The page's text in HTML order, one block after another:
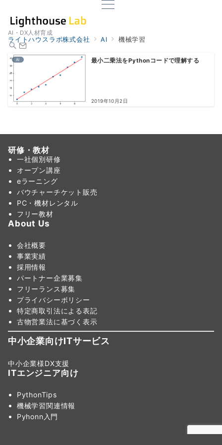
AI・DX人材育成
ライトハウスラボ株式会社 AI 機械学習
AI 最小二乗法をPythonコードで理解する
2019年10月2日
研修・教材
一社個別研修
オープン講座
eラーニング
バウチャーチケット販売
PC・機材レンタル
フリー教材
About Us
会社概要
事業実績
採用情報
パートナー企業募集
フリーランス募集
プライバシーポリシー
特定商取引法による表記
古物営業法に基づく表示
中小企業向けITサービス
中小企業様DX支援
ITエンジニア向け
PythonTips
機械学習関連情報
Pyhonn入門